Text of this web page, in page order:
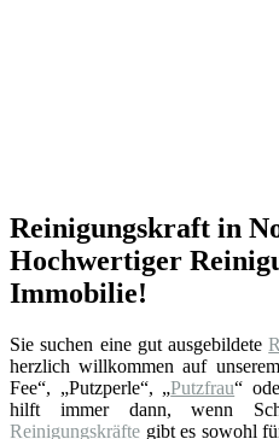
Reinigungskraft in
Hochwertiger
Immobilie!
Sie suchen eine gut ausgebildete
herzlich willkommen auf unserem
Fee“, „Putzperle“, „Putzfrau“
hilft immer dann, wenn
Reinigungskräfte gibt es sowohl